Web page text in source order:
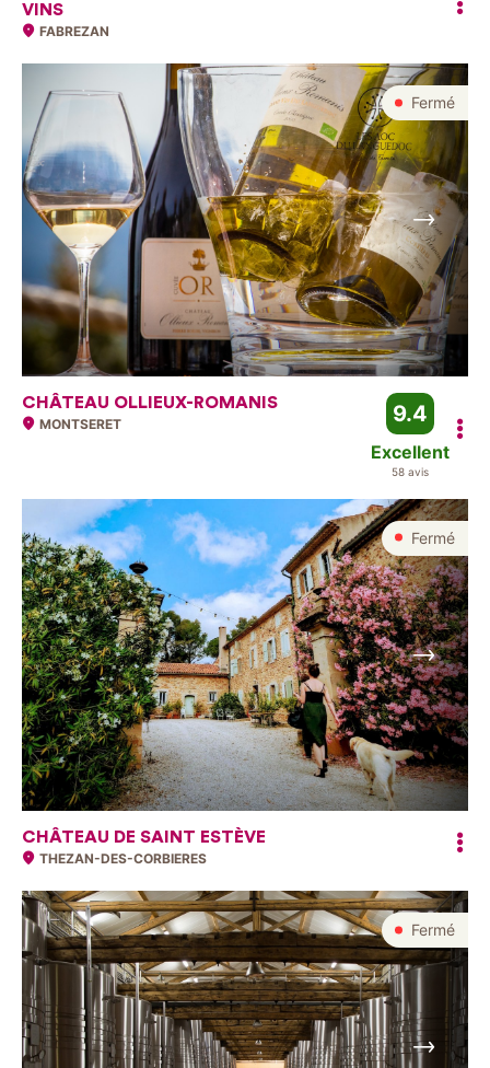
VINS
FABREZAN
Fermé
Suivant
CHÂTEAU OLLIEUX-ROMANIS
MONTSERET 9.4
Excellent
58 avis
Fermé
Suivant
CHÂTEAU DE SAINT ESTÈVE
THEZAN-DES-CORBIERES
Fermé
Suivant